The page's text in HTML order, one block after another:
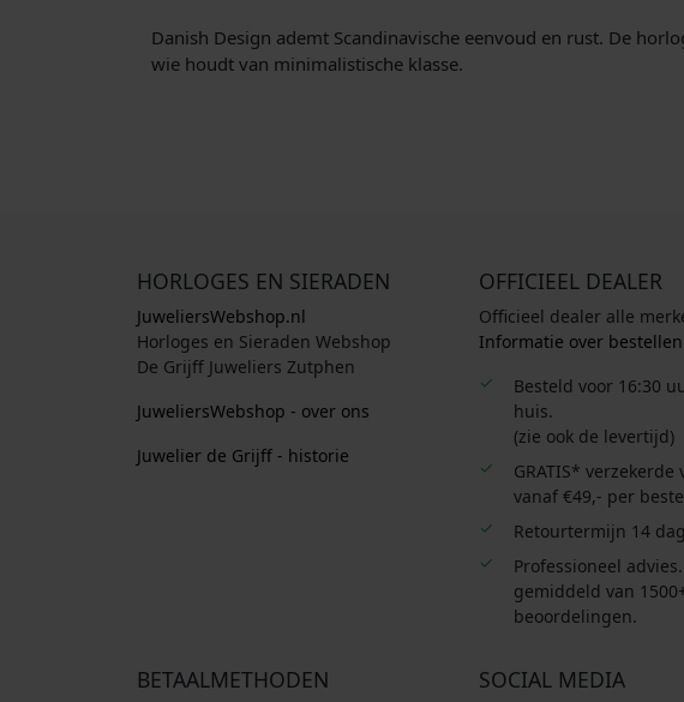
Danish Design ademt Scandinavische eenvoud en rust. De
wie houdt van minimalistische klasse.
HORLOGES EN SIERADEN
JuweliersWebshop.nl
Horloges en Sieraden Webshop
De Grijff Juweliers Zutphen
JuweliersWebshop - over ons
Juwelier de Grijff - historie
OFFICIEEL DEALER
Officieel dealer alle
Informatie over bestellen
Besteld voor 16:30
huis.
(zie ook de levertijd)
GRATIS*
vanaf €49,- per
Retourtermijn 14
Professioneel
gemiddeld van
beoordelingen.
BETAALMETHODEN SOCIAL MEDIA